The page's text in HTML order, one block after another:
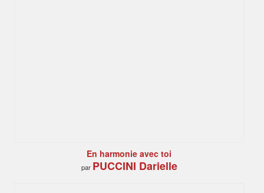
En harmonie avec toi
par PUCCINI Darielle